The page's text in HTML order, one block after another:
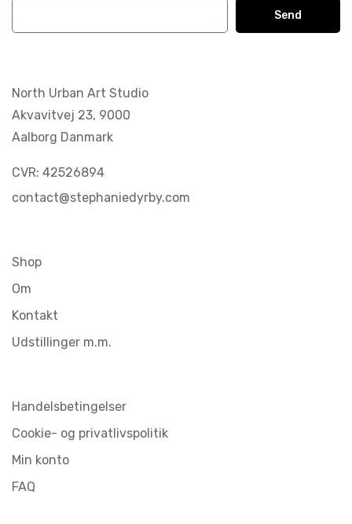
North Urban Art Studio
Akvavitvej 23, 9000
Aalborg Danmark
CVR: 42526894
contact@stephaniedyrby.com
Shop
Om
Kontakt
Udstillinger m.m.
Handelsbetingelser
Cookie- og privatlivspolitik
Min konto
FAQ
Send